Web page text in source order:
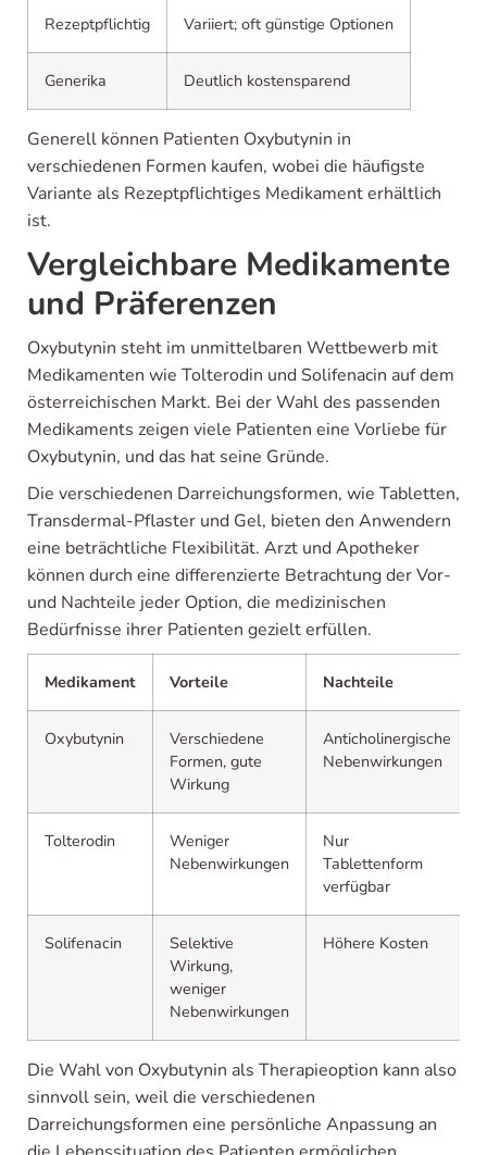
Rezeptpflichtig Variiert; oft günstige Optionen
Generika Deutlich kostensparend
Generell können Patienten Oxybutynin in
verschiedenen Formen kaufen, wobei die häufigste
Variante als Rezeptpflichtiges Medikament erhältlich
ist.
Vergleichbare Medikamente
und Präferenzen
Oxybutynin steht im unmittelbaren Wettbewerb mit
Medikamenten wie Tolterodin und Solifenacin auf dem
österreichischen Markt. Bei der Wahl des passenden
Medikaments zeigen viele Patienten eine Vorliebe für
Oxybutynin, und das hat seine Gründe.
Die verschiedenen Darreichungsformen, wie Tabletten,
Transdermal-Pflaster und Gel, bieten den Anwendern
eine beträchtliche Flexibilität. Arzt und Apotheker
können durch eine differenzierte Betrachtung der Vor-
und Nachteile jeder Option, die medizinischen
Bedürfnisse ihrer Patienten gezielt erfüllen.
Medikament Vorteile Nachteile
Oxybutynin
Verschiedene
Formen, gute
Wirkung
Anticholinergische
Nebenwirkungen
Tolterodin
Weniger
Nebenwirkungen
Nur
Tablettenform
verfügbar
Solifenacin
Selektive
Wirkung,
weniger
Nebenwirkungen
Höhere Kosten
Die Wahl von Oxybutynin als Therapieoption kann also
sinnvoll sein, weil die verschiedenen
Darreichungsformen eine persönliche Anpassung an